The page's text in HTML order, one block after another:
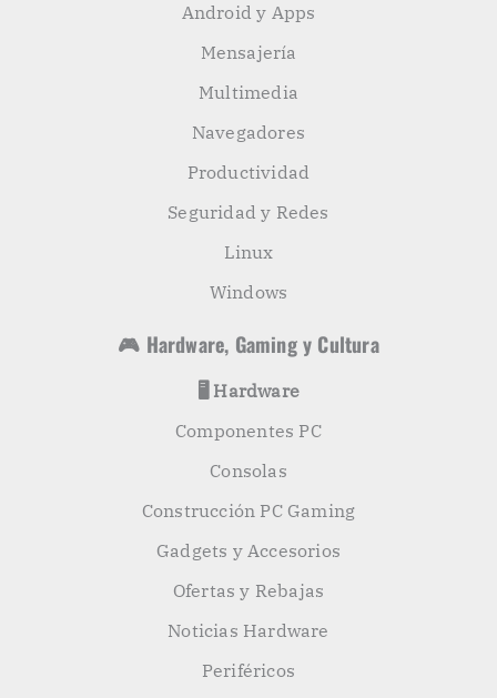
Android y Apps
Mensajería
Multimedia
Navegadores
Productividad
Seguridad y Redes
Linux
Windows
🎮 Hardware, Gaming y Cultura
🖥️ Hardware
Componentes PC
Consolas
Construcción PC Gaming
Gadgets y Accesorios
Ofertas y Rebajas
Noticias Hardware
Periféricos